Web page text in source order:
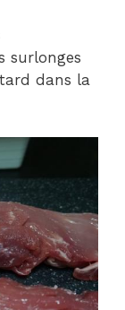
surlonges
dans la